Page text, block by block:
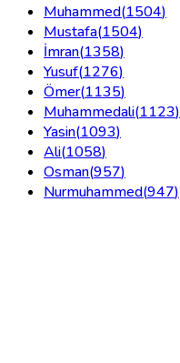
Muhammed(1504)
Mustafa(1504)
İmran(1358)
Yusuf(1276)
Ömer(1135)
Muhammedali(1123)
Yasin(1093)
Ali(1058)
Osman(957)
Nurmuhammed(947)